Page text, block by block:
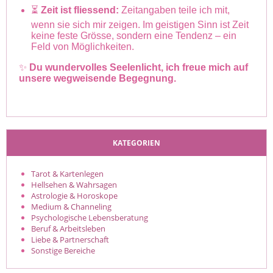
⏳ Zeit ist fliessend: Zeitangaben teile ich mit,
wenn sie sich mir zeigen. Im geistigen Sinn ist Zeit
keine feste Grösse, sondern eine Tendenz – ein
Feld von Möglichkeiten.
✨ Du wundervolles Seelenlicht, ich freue mich auf
unsere wegweisende Begegnung.
KATEGORIEN
Tarot & Kartenlegen
Hellsehen & Wahrsagen
Astrologie & Horoskope
Medium & Channeling
Psychologische Lebensberatung
Beruf & Arbeitsleben
Liebe & Partnerschaft
Sonstige Bereiche